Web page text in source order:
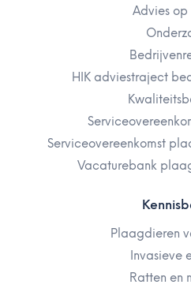
Advies
HIK adviestraject
Serviceovereenkomst
Vacaturebank
Plaagdieren
Invasieve
Ratten en